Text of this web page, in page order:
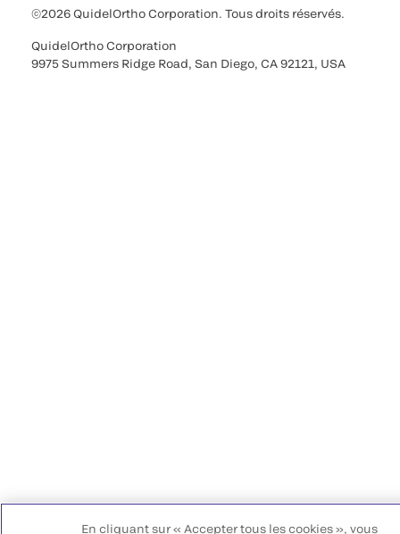
©2026 QuidelOrtho Corporation. Tous droits réservés.
QuidelOrtho Corporation
9975 Summers Ridge Road, San Diego, CA 92121, USA
En cliquant sur « Accepter tous les cookies », vous